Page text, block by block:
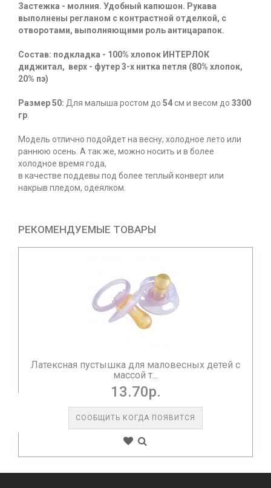
Застежка - молния. Удобный капюшон. Рукава
выполнены регланом с контрастной отделкой, с
отворотами, выполняющими роль антицарапок.
Состав: подкладка - 100% хлопок ИНТЕРЛОК
диджитал, верх - футер 3-х нитка петля (80% хлопок,
20% пэ)
Размер 50: Для малыша ростом до 54см и весом до 3300
гр.
Модель отлично подойдет на весну, холодное лето или
раннюю осень. А так же, можно носить и в более
холодное время года,
в качестве поддевы под более теплый конверт или
накрыв пледом, одеялком.
РЕКОМЕНДУЕМЫЕ ТОВАРЫ
Латексная пустышка для маловесных детей с
массой т...
13.70р.
СООБЩИТЬ КОГДА ПОЯВИТСЯ